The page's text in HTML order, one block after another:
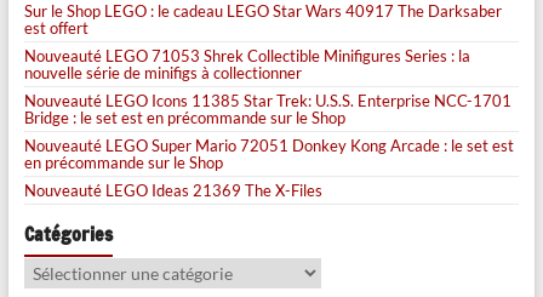
Sur le Shop LEGO : le cadeau LEGO Star Wars 40917 The Darksaber
est offert
Nouveauté LEGO 71053 Shrek Collectible Minifigures Series : la
nouvelle série de minifigs à collectionner
Nouveauté LEGO Icons 11385 Star Trek: U.S.S. Enterprise NCC-1701
Bridge : le set est en précommande sur le Shop
Nouveauté LEGO Super Mario 72051 Donkey Kong Arcade : le set est
en précommande sur le Shop
Nouveauté LEGO Ideas 21369 The X-Files
Catégories
Catégories